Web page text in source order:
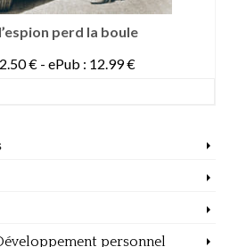
perd la boule
€ - ePub : 12.99 €
personnel